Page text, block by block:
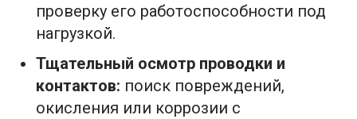
проверку его работоспособности под
нагрузкой.
Тщательный осмотр проводки и
контактов: поиск повреждений,
окисления или коррозии с